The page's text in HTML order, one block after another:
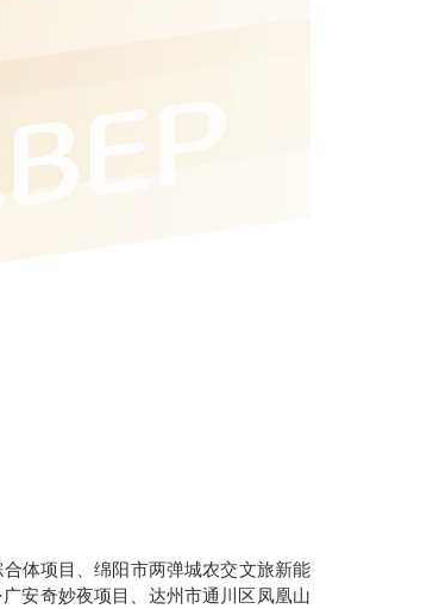
体项目、绵阳市两弹城农交文旅新能
安奇妙夜项目、达州市通川区凤凰山